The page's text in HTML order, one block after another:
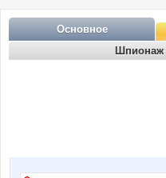
Основное
Шпионаж